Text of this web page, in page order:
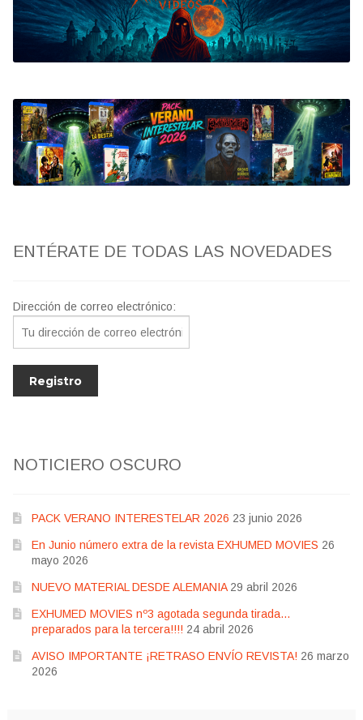
Bluray
Clasificada S
artwork
fantaterror
Jesús Franco
ENTÉRATE DE TODAS LAS NOVEDADES
Dirección de correo electrónico:
NOTICIERO OSCURO
PACK VERANO INTERESTELAR 2026 23 junio 2026
En Junio número extra de la revista EXHUMED MOVIES 26
mayo 2026
NUEVO MATERIAL DESDE ALEMANIA 29 abril 2026
EXHUMED MOVIES nº3 agotada segunda tirada…
preparados para la tercera!!!! 24 abril 2026
AVISO IMPORTANTE ¡RETRASO ENVÍO REVISTA! 26 marzo
2026